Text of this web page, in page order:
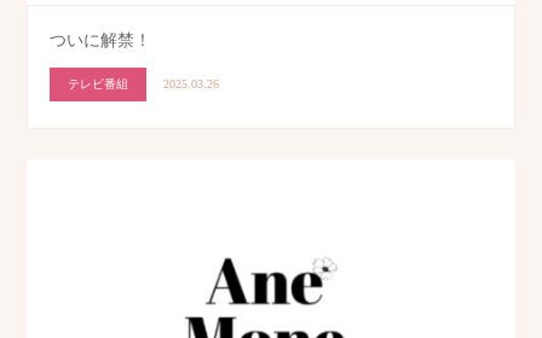
ついに解禁！
テレビ番組 2025.03.26